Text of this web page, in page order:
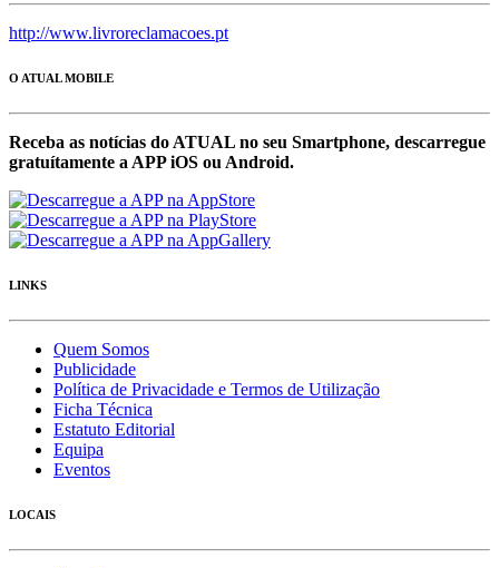
http://www.livroreclamacoes.pt
O ATUAL MOBILE
Receba as notícias do ATUAL no seu Smartphone, descarregue
gratuítamente a APP iOS ou Android.
LINKS
Quem Somos
Publicidade
Política de Privacidade e Termos de Utilização
Ficha Técnica
Estatuto Editorial
Equipa
Eventos
LOCAIS